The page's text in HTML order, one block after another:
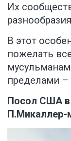
Их
В этот
пожелать
пределами
Посол США в